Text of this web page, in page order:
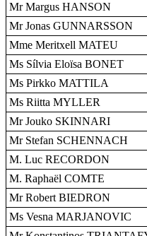
Mr Margus HANSON
Mr Jonas GUNNARSSON
Mme Meritxell MATEU
Ms Sílvia Eloïsa BONET
Ms Pirkko MATTILA
Ms Riitta MYLLER
Mr Jouko SKINNARI
Mr Stefan SCHENNACH
M. Luc RECORDON
M. Raphaël COMTE
Mr Robert BIEDRON
Ms Vesna MARJANOVIC